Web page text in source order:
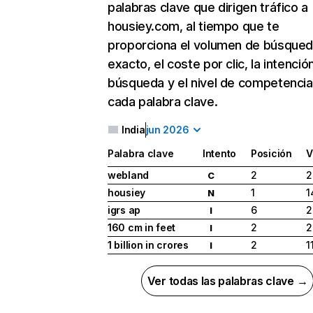
palabras clave que dirigen tráfico a
housiey.com, al tiempo que te
proporciona el volumen de
exacto, el coste por clic, la
búsqueda y el nivel de
cada palabra clave.
Indiajun 2026
Palabra clave Intento Posición
webland
C 2
housiey
N 1
igrs ap
I 6
160 cm in feet
I 2
1 billion in crores
I 2
Ver todas las palabras clave →